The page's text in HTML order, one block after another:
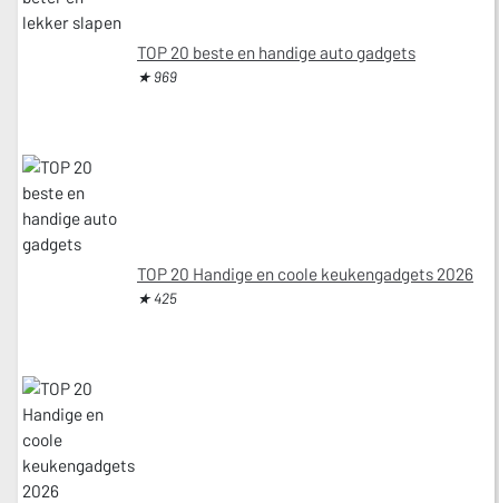
TOP 20 beste en handige auto gadgets
★ 969
TOP 20 Handige en coole keukengadgets 2026
★ 425